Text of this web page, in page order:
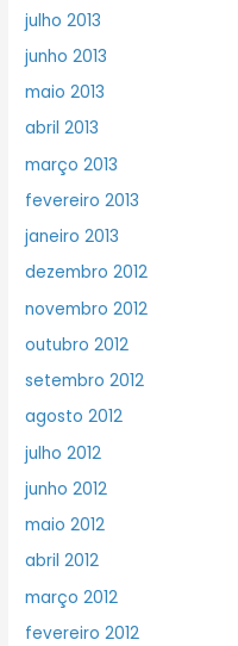
julho 2013
junho 2013
maio 2013
abril 2013
março 2013
fevereiro 2013
janeiro 2013
dezembro 2012
novembro 2012
outubro 2012
setembro 2012
agosto 2012
julho 2012
junho 2012
maio 2012
abril 2012
março 2012
fevereiro 2012